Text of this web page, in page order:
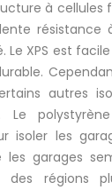
à cellules
résistance
Le XPS est
autres
Le
isoler les
les garages
régions